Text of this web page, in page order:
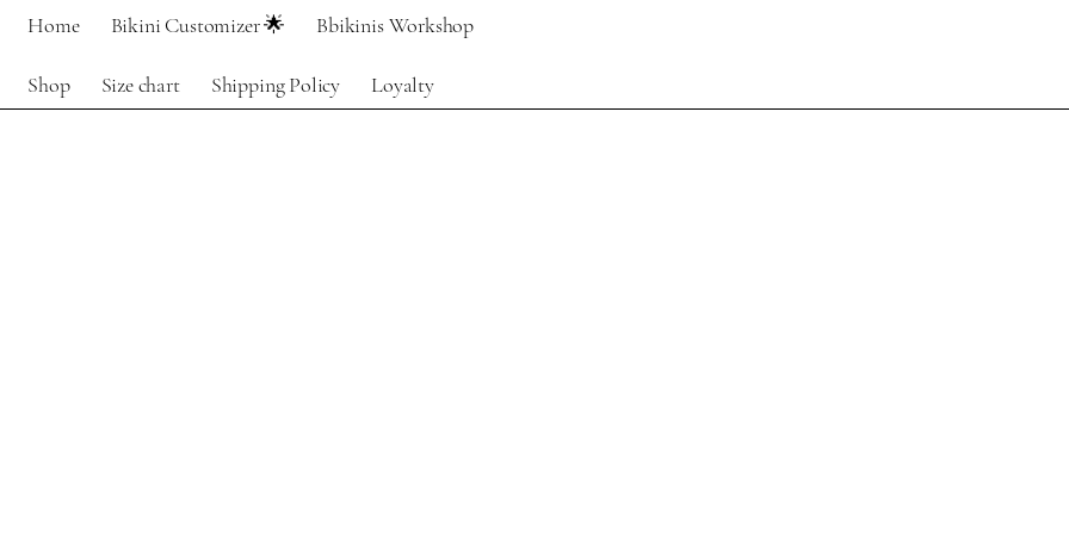
Home Bikini Customizer 🌟 Bbikinis Workshop
Shop Size chart Shipping Policy Loyalty